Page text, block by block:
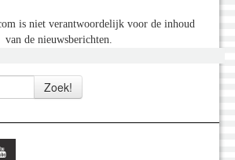
is niet verantwoordelijk voor de inhoud
van de nieuwsberichten.